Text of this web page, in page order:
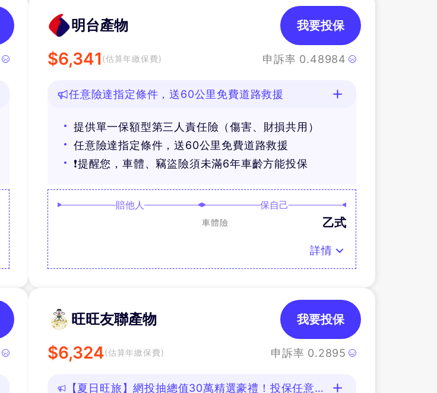
明台產物
$6,341 (估算年繳保費) 申訴率 0.48984
我要投保
任意險達指定條件，送60公里免費道路救援
提供單一保額型第三人責任險（傷害、財損共用）
任意險達指定條件，送60公里免費道路救援
❗提醒您，車體、竊盜險須未滿6年車齡方能投保
賠他人 保自己
車體險 乙式
詳情
旺旺友聯產物
$6,324(估算年繳保費) 申訴率 0.2895
我要投保
【夏日旺旅】網投抽總值30萬精選豪禮！投保任意險